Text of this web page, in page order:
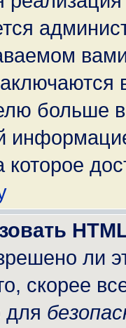
больше
которое
ли
скорее
для